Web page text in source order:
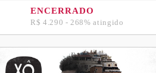
ENCERRADO
R$ 4.290 - 268% atingido